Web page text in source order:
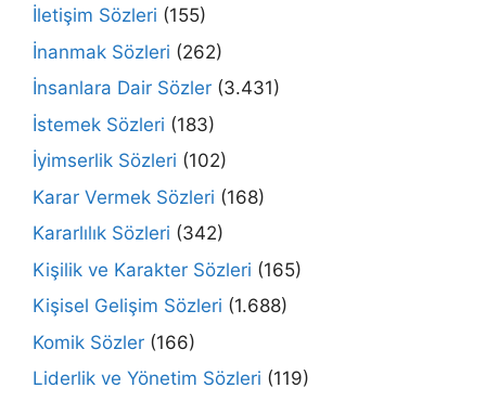
İletişim Sözleri (155)
İnanmak Sözleri (262)
İnsanlara Dair Sözler (3.431)
İstemek Sözleri (183)
İyimserlik Sözleri (102)
Karar Vermek Sözleri (168)
Kararlılık Sözleri (342)
Kişilik ve Karakter Sözleri (165)
Kişisel Gelişim Sözleri (1.688)
Komik Sözler (166)
Liderlik ve Yönetim Sözleri (119)